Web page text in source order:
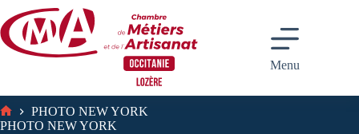
au
contenu
Menu
Accueil
PHOTO NEW YORK
PHOTO NEW YORK